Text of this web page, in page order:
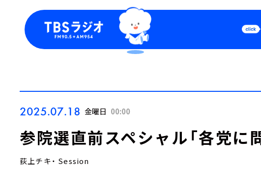
Podcast
2025.07.18 金曜日 00:00
参院選直前スペシャル「各党に問
荻上チキ・ Session